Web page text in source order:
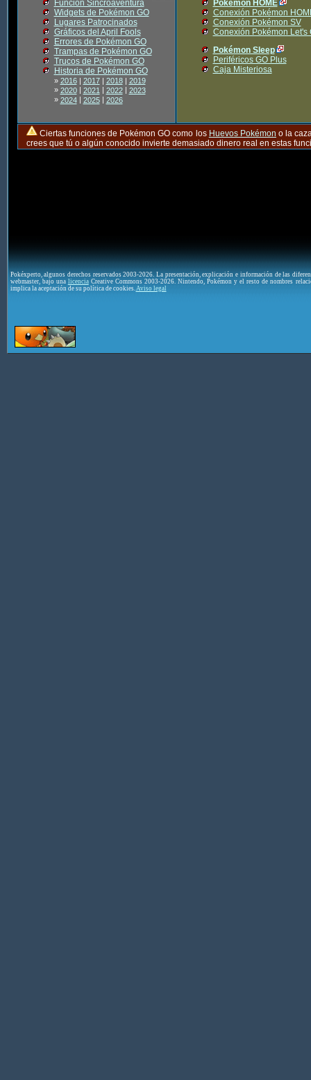
Función Sincroaventura
Widgets de Pokémon GO
Lugares Patrocinados
Gráficos del April Fools
Errores de Pokémon GO
Trampas de Pokémon GO
Trucos de Pokémon GO
Historia de Pokémon GO
» 2016| 2017| 2018| 2019
» 2020| 2021| 2022| 2023
» 2024| 2025| 2026
Pokémon HOME
Conexión Pokémon
Conexión Pokémon SV
Conexión Pokémon Let's
Pokémon Sleep
Periféricos GO Plus
Caja Misteriosa
Ciertas funciones de Pokémon GO como los Huevos Pokémon o la
crees que tú o algún conocido invierte demasiado dinero real en estas
Pokéxperto, algunos derechos reservados 2003-2026. La presentación, explicación e información de las
webmaster, bajo una licenciaCreative Commons 2003-2026. Nintendo, Pokémon y el resto de nombres
implica la aceptación de su política de cookies. Aviso legal